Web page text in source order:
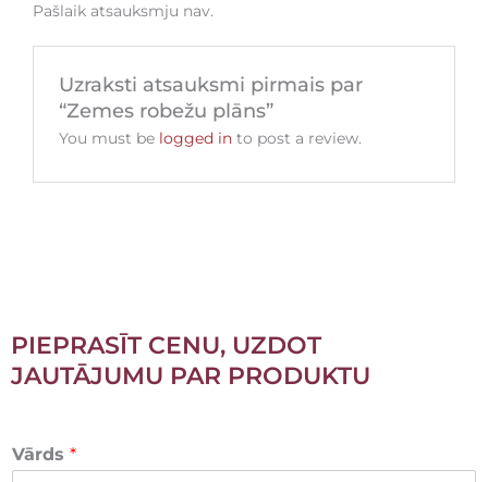
Pašlaik atsauksmju nav.
Uzraksti atsauksmi pirmais par
“Zemes robežu plāns”
You must be logged into post a review.
PIEPRASĪT CENU, UZDOT
JAUTĀJUMU PAR PRODUKTU
Vārds *